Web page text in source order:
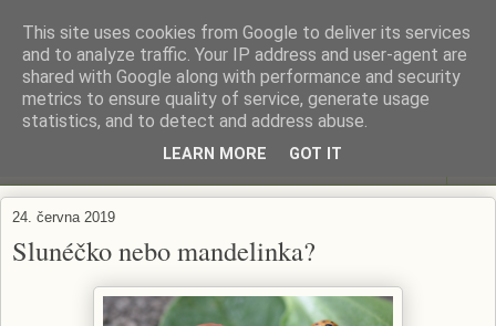
ZAHRADA MĚ BAVÍ
Zahradničení s respektem...
24. června 2019
Slunéčko nebo mandelinka?
This site uses cookies from Google to deliver its services
and to analyze traffic. Your IP address and user-agent are
shared with Google along with performance and security
metrics to ensure quality of service, generate usage
statistics, and to detect and address abuse.
LEARN MORE GOT IT